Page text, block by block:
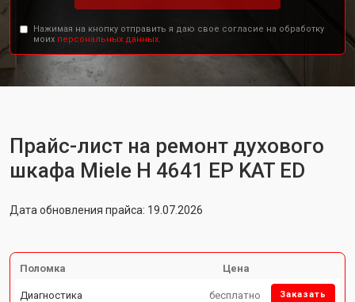
Нажимая на кнопку отправить я даю свое согласие на обработку
моих персональных данных.
Прайс-лист на ремонт духового
шкафа Miele H 4641 EP KAT ED
Дата обновления прайса: 19.07.2026
Поломка Цена
Диагностика бесплатно Заказать